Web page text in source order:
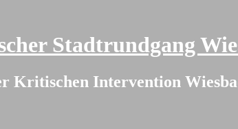
Stadtrundgang
Kritischen Intervention